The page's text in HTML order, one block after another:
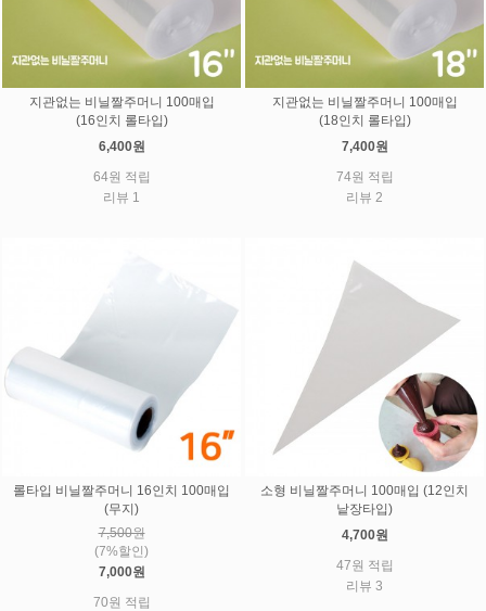
지관없는 비닐짤주머니 100매입
(16인치 롤타입)
6,400원
64원 적립
리뷰 1
지관없는 비닐짤주머니 100매입
(18인치 롤타입)
7,400원
74원 적립
리뷰 2
롤타입 비닐짤주머니 16인치 100매입
(무지)
7,500원
(7%할인)
7,000원
70원 적립
소형 비닐짤주머니 100매입 (12인치
낱장타입)
4,700원
47원 적립
리뷰 3